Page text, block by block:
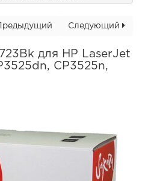
Следующий
для HP LaserJet
CP3525n,